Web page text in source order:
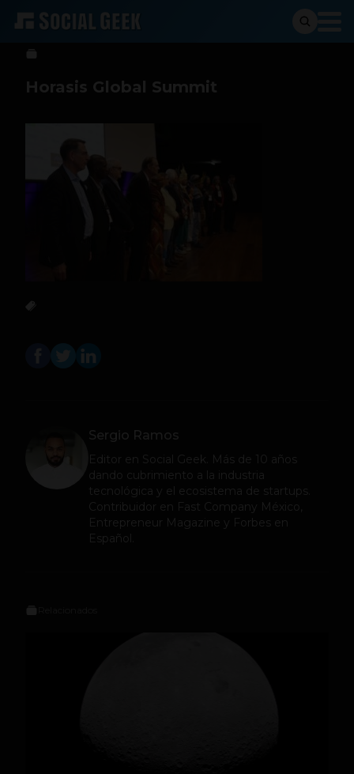
Sergio Ramos 8 de mayo de 2026
Horasis Global Summit
Sergio Ramos
Editor en Social Geek
. Más de 10 años
dando cubrimiento a la industria
tecnológica y el ecosistema de startups.
Contribuidor en Fast Company México,
Entrepreneur Magazine y Forbes en
Español.